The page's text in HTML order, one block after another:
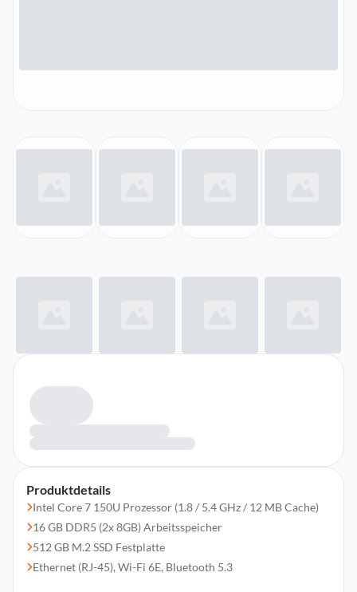
Produktdetails
Intel Core 7 150U Prozessor (1.8 / 5.4 GHz / 12 MB Cache)
16 GB DDR5 (2x 8GB) Arbeitsspeicher
512 GB M.2 SSD Festplatte
Ethernet (RJ-45), Wi-Fi 6E, Bluetooth 5.3